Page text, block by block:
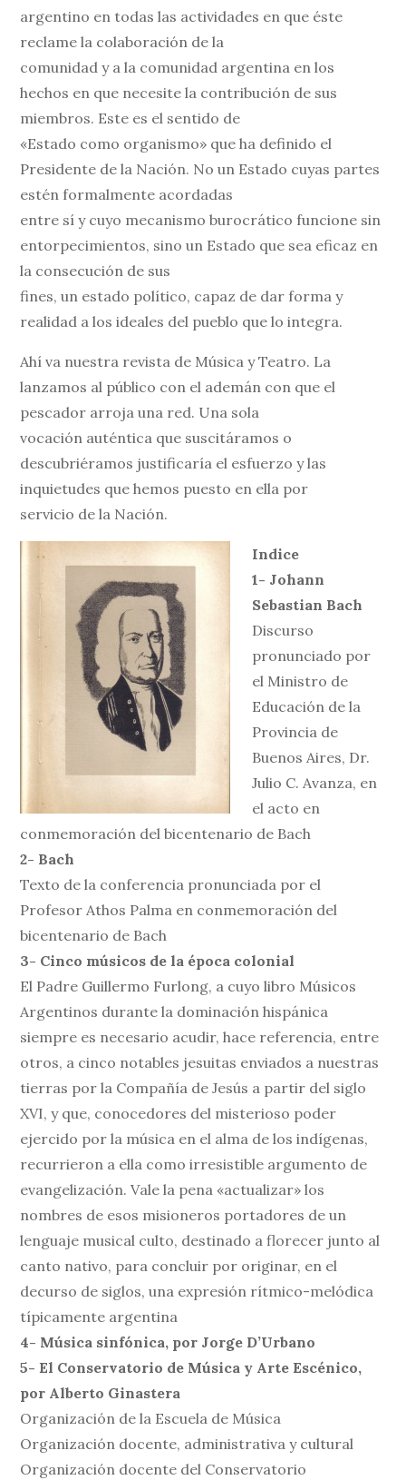
argentino en todas las actividades en que éste
reclame la colaboración de la
comunidad y a la comunidad argentina en los
hechos en que necesite la contribución de sus
miembros. Este es el sentido de
«Estado como organismo» que ha definido el
Presidente de la Nación. No un Estado cuyas partes
estén formalmente acordadas
entre sí y cuyo mecanismo burocrático funcione sin
entorpecimientos, sino un Estado que sea eficaz en
la consecución de sus
fines, un estado político, capaz de dar forma y
realidad a los ideales del pueblo que lo integra.
Ahí va nuestra revista de Música y Teatro. La
lanzamos al público con el ademán con que el
pescador arroja una red. Una sola
vocación auténtica que suscitáramos o
descubriéramos justificaría el esfuerzo y las
inquietudes que hemos puesto en ella por
servicio de la Nación.
Indice
1- Johann
Sebastian Bach
Discurso
pronunciado por
el Ministro de
Educación de la
Provincia de
Buenos Aires, Dr.
Julio C. Avanza, en
el acto en
conmemoración del bicentenario de Bach
2- Bach
Texto de la conferencia pronunciada por el
Profesor Athos Palma en conmemoración del
bicentenario de Bach
3- Cinco músicos de la época colonial
El Padre Guillermo Furlong, a cuyo libro Músicos
Argentinos durante la dominación hispánica
siempre es necesario acudir, hace referencia, entre
otros, a cinco notables jesuitas enviados a nuestras
tierras por la Compañía de Jesús a partir del siglo
XVI, y que, conocedores del misterioso poder
ejercido por la música en el alma de los indígenas,
recurrieron a ella como irresistible argumento de
evangelización. Vale la pena «actualizar» los
nombres de esos misioneros portadores de un
lenguaje musical culto, destinado a florecer junto al
canto nativo, para concluir por originar, en el
decurso de siglos, una expresión rítmico-melódica
típicamente argentina
4- Música sinfónica, por Jorge D’Urbano
5- El Conservatorio de Música y Arte Escénico,
por Alberto Ginastera
Organización de la Escuela de Música
Organización docente, administrativa y cultural
Organización docente del Conservatorio